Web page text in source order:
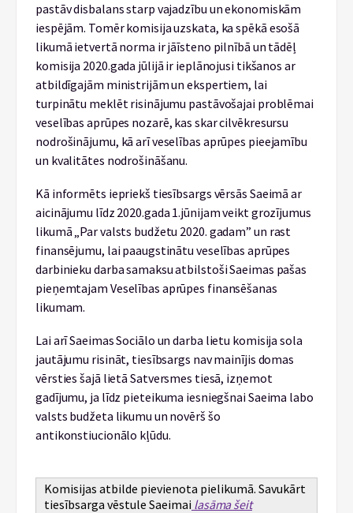
pastāv disbalans starp vajadzību un ekonomiskām
iespējām. Tomēr komisija uzskata, ka spēkā esošā
likumā ietvertā norma ir jāīsteno pilnībā un tādēļ
komisija 2020.gada jūlijā ir ieplānojusi tikšanos ar
atbildīgajām ministrijām un ekspertiem, lai
turpinātu meklēt risinājumu pastāvošajai problēmai
veselības aprūpes nozarē, kas skar cilvēkresursu
nodrošinājumu, kā arī veselības aprūpes pieejamību
un kvalitātes nodrošināšanu.
Kā informēts iepriekš tiesībsargs vērsās Saeimā ar
aicinājumu līdz 2020.gada 1.jūnijam veikt grozījumus
likumā „Par valsts budžetu 2020. gadam” un rast
finansējumu, lai paaugstinātu veselības aprūpes
darbinieku darba samaksu atbilstoši Saeimas pašas
pieņemtajam Veselības aprūpes finansēšanas
likumam.
Lai arī Saeimas Sociālo un darba lietu komisija sola
jautājumu risināt, tiesībsargs nav mainījis domas
vērsties šajā lietā Satversmes tiesā, izņemot
gadījumu, ja līdz pieteikuma iesniegšnai Saeima labo
valsts budžeta likumu un novērš šo
antikonstiucionālo kļūdu.
Komisijas atbilde pievienota pielikumā. Savukārt
tiesībsarga vēstule Saeimai lasāma šeit